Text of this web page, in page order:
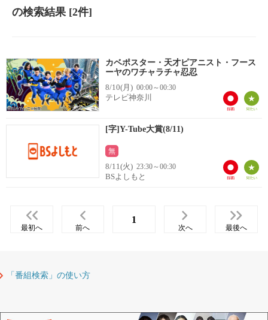
の検索結果[2件]
カベポスター・天才ピアニスト・フース
ーヤのワチャラチャ忍忍
8/10(月) 00:00～00:30
テレビ神奈川
[字]Y-Tube大賞(8/11)
無
8/11(火) 23:30～00:30
BSよしもと
最初へ 前へ
1
次へ 最後へ
「番組検索」の使い方